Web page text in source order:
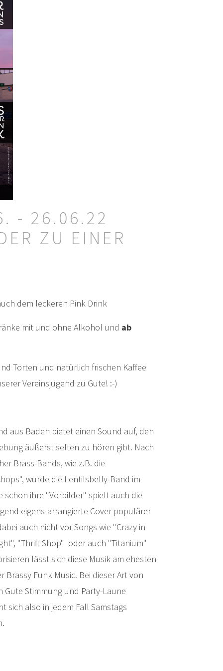
- 26.06.22
ZU EINER
dem leckeren Pink Drink
mit und ohne Alkohol und ab
Torten und natürlich frischen Kaffee
Vereinsjugend zu Gute! :-)
aus Baden bietet einen Sound auf, den
äußerst selten zu hören gibt. Nach
Brass-Bands, wie z.B. die
wurde die Lentilsbelly-Band im
schon ihre "Vorbilder" spielt auch die
eigens-arrangierte Cover populärer
auch nicht vor Songs wie "Crazy in
"Thrift Shop" oder auch "Titanium"
lässt sich diese Musik am ehesten
Brassy Funk Music. Bei dieser Art von
Gute Stimmung und Party-Laune
sich also in jedem Fall Samstags